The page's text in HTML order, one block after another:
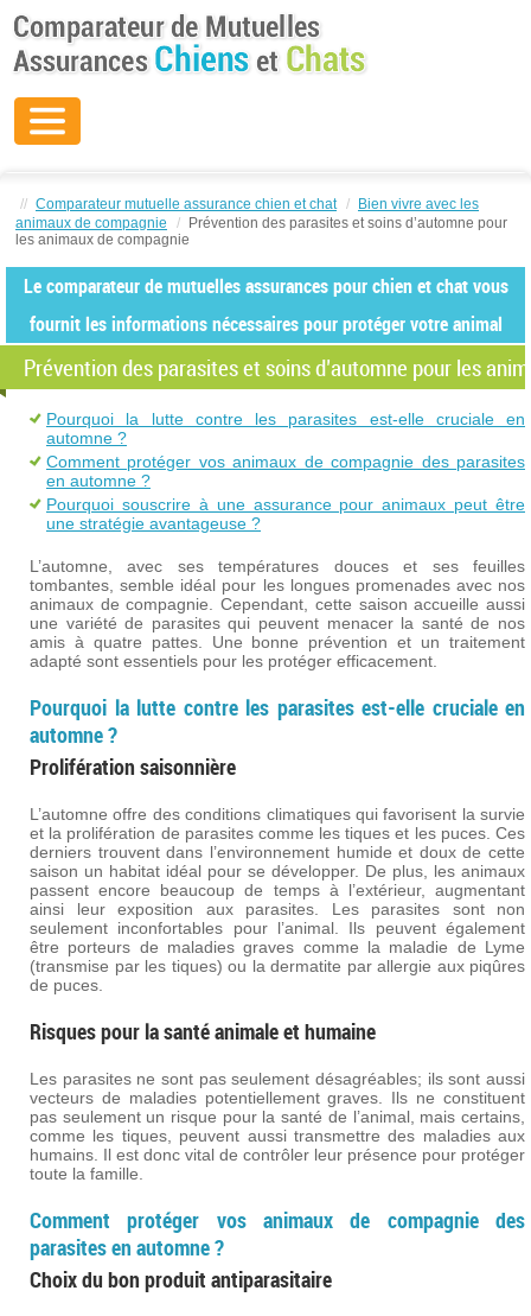
// Comparateur mutuelle assurance chien et chat /
Bien vivre avec les
animaux de compagnie
/
Prévention des parasites et soins d’automne pour
les animaux de compagnie
Le comparateur de mutuelles assurances pour chien et chat vous
fournit les informations nécessaires pour protéger votre animal
Prévention des parasites et soins d’automne pour les
Pourquoi la lutte contre les parasites est-elle cruciale en
automne ?
Comment protéger vos animaux de compagnie des parasites
en automne ?
Pourquoi souscrire à une assurance pour animaux peut être
une stratégie avantageuse ?
L’automne, avec ses températures douces et ses feuilles
tombantes, semble idéal pour les longues promenades avec nos
animaux de compagnie. Cependant, cette saison accueille aussi
une variété de parasites qui peuvent menacer la santé de nos
amis à quatre pattes. Une bonne prévention et un traitement
adapté sont essentiels pour les protéger efficacement.
Pourquoi la lutte contre les parasites est-elle cruciale en
automne ?
Prolifération saisonnière
L’automne offre des conditions climatiques qui favorisent la survie
et la prolifération de parasites comme les tiques et les puces. Ces
derniers trouvent dans l’environnement humide et doux de cette
saison un habitat idéal pour se développer. De plus, les animaux
passent encore beaucoup de temps à l’extérieur, augmentant
ainsi leur exposition aux parasites. Les parasites sont non
seulement inconfortables pour l’animal. Ils peuvent également
être porteurs de maladies graves comme la maladie de Lyme
(transmise par les tiques) ou la dermatite par allergie aux piqûres
de puces.
Risques pour la santé animale et humaine
Les parasites ne sont pas seulement désagréables; ils sont aussi
vecteurs de maladies potentiellement graves. Ils ne constituent
pas seulement un risque pour la santé de l’animal, mais certains,
comme les tiques, peuvent aussi transmettre des maladies aux
humains. Il est donc vital de contrôler leur présence pour protéger
toute la famille.
Comment protéger vos animaux de compagnie des
parasites en automne ?
Choix du bon produit antiparasitaire